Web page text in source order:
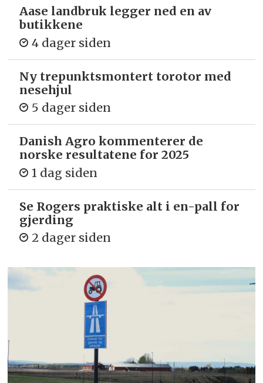
Aase landbruk legger ned en av
butikkene
4 dager siden
Ny trepunkts­montert torotor med
nesehjul
5 dager siden
Danish Agro kommenterer de
norske resultatene for 2025
1 dag siden
Se Rogers praktiske alt i en-pall for
gjerding
2 dager siden